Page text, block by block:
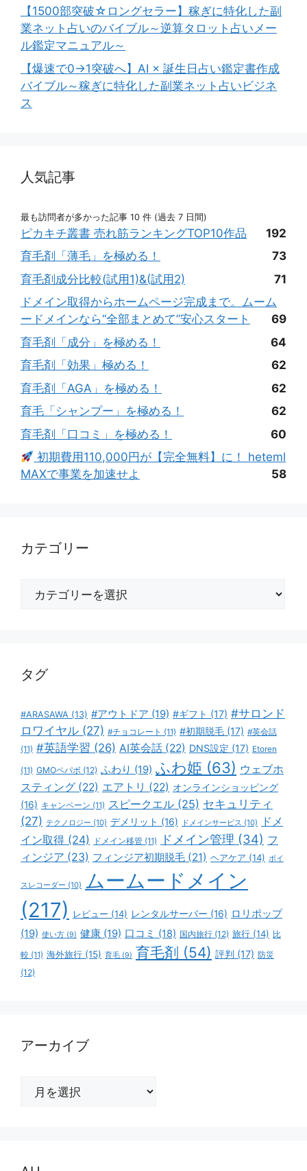
【1500部突破☆ロングセラー】稼ぎに特化した副
業ネット占いのバイブル～逆算タロット占いメー
ル鑑定マニュアル～
【爆速で0→1突破へ】AI × 誕生日占い鑑定書作成
バイブル～稼ぎに特化した副業ネット占いビジネ
ス
人気記事
最も訪問者が多かった記事 10 件 (過去 7 日間)
ピカキチ叢書 売れ筋ランキングTOP10作品
192
育毛剤「薄毛」を極める！
73
育毛剤成分比較(試用1)&(試用2)
71
ドメイン取得からホームページ完成まで。ムーム
ードメインなら“全部まとめて”安心スタート
69
育毛剤「成分」を極める！
64
育毛剤「効果」極める！
62
育毛剤「AGA」を極める！
62
育毛「シャンプー」を極める！
62
育毛剤「口コミ」を極める！
60
初期費用110,000円が【完全無料】に！ heteml
MAXで事業を加速せよ
58
カテゴリー
タグ
#ARASAWA (13) #アウトドア (19) #ギフト (17) #サロンド
ロワイヤル (27) #チョコレート (11) #初期脱毛 (17) #英会話
(11) #英語学習 (26) AI英会話 (22) DNS設定 (17) Etoren
(11) GMOペパボ (12) ふわり (19) ふわ姫 (63) ウェブホ
スティング (22) エアトリ (22) オンラインショッピング
(16) キャンペーン (11) スピークエル (25) セキュリティ
(27) テクノロジー (10) デメリット (16) ドメインサービス (10)
ドメ
イン取得 (24) ドメイン移管 (11) ドメイン管理 (34) フ
ィンジア (23) フィンジア初期脱毛 (21) ヘアケア (14) ボイ
スレコーダー (10) ムームードメイン
(217)
レビュー (14) レンタルサーバー (16) ロリポップ
(19) 使い方 (9) 健康 (19) 口コミ (18) 国内旅行 (12) 旅行 (14) 比
較 (11) 海外旅行 (15) 育毛 (9) 育毛剤 (54) 評判 (17) 防災
(12)
アーカイブ